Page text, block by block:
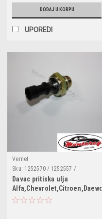
DODAJ U KORPU
UPOREDI
Vernet
Sku: 1252570 / 1252557 /
1658279J50 / 6240251 / 55202374
/ 1535416 / SW90012 /
6ZL003259491 / 95961350 /
96281689 / 90569684 / 90507539 /
Davac pritiska ulja